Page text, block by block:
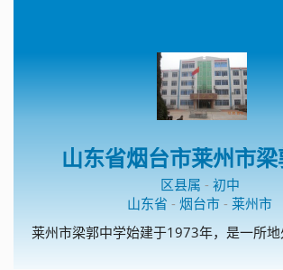
山东省烟台市莱州市
区县属 - 初中
山东省 - 烟台市 - 莱州市